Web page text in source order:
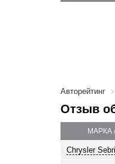
Авторейтинг
Отзыв
МАРКА
Chrysler